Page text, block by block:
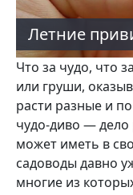
Летние
Что за чудо, что
или гру­ши,
расти разные и
чудо-диво —
может иметь в
садоводы давно
многие из